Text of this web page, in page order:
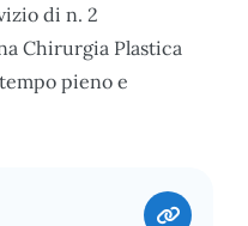
di n. 2
Chirurgia Plastica
pieno e